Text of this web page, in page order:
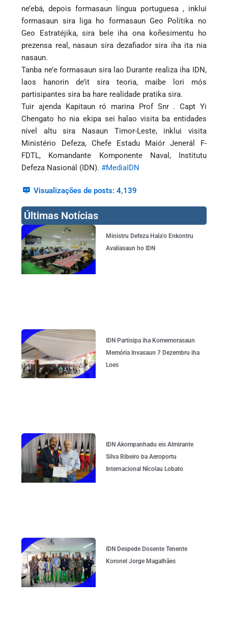
ne’ebá, depois formasaun língua portuguesa , inklui
formasaun sira liga ho formasaun Geo Polítika no
Geo Estratéjika, sira bele iha ona koñesimentu ho
prezensa real, nasaun sira dezafiador sira iha ita nia
nasaun.
Tanba ne’e formasaun sira lao Durante realiza iha IDN,
laos hanorin de’it sira teoria, maibe lori mós
partisipantes sira ba hare realidade pratika sira.
Tuir ajenda Kapitaun ró marina Prof Snr . Capt Yi
Chengato ho nia ekipa sei halao visita ba entidades
nível altu sira Nasaun Timor-Leste, inklui visita
Ministério Defeza, Chefe Estadu Maiór Jenerál F-
FDTL, Komandante Komponente Naval, Institutu
Defeza Nasionál (IDN).#MediaIDN
Visualizações de posts: 4,139
Últimas Notícias
Ministru Defeza Hala’o Enkontru
Avaliasaun ho IDN
IDN Partisipa iha Komemorasaun
Memória Invasaun 7 Dezembru iha
Loes
IDN Akompanhadu eis Almirante
Silva Ribeiro ba Aeroportu
Internacional Nicolau Lobato
IDN Despede Dosente Tenente
Koronel Jorge Magalhães
Page